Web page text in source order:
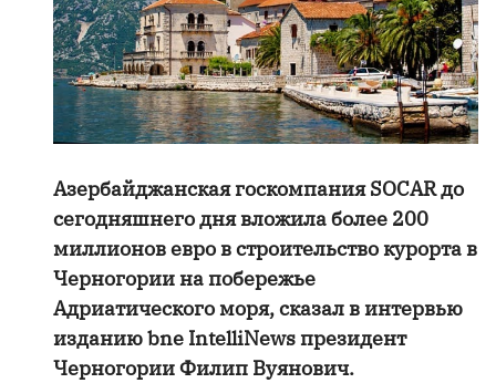
Азербайджанская госкомпания SOCAR до
сегодняшнего дня вложила более 200
миллионов евро в строительство курорта в
Черногории на побережье
Адриатического моря, сказал в интервью
изданию bne IntelliNews президент
Черногории Филип Вуянович.